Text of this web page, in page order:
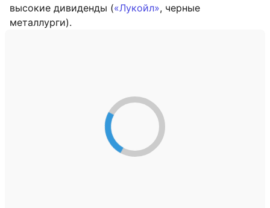
высокие дивиденды («Лукойл», черные
металлурги).